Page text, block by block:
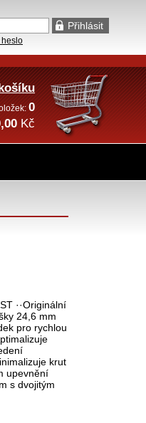
··Originální
24,6 mm
pro rychlou
krut
upevnění
s dvojitým
0
Kč